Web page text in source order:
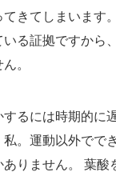
きてしまいます
る証拠ですから
。
するには時期的に
。運動以外でで
りません。 葉酸